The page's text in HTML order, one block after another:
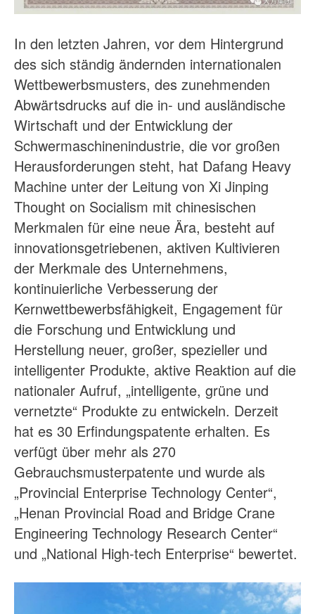
In den letzten Jahren, vor dem Hintergrund
des sich ständig ändernden internationalen
Wettbewerbsmusters, des zunehmenden
Abwärtsdrucks auf die in- und ausländische
Wirtschaft und der Entwicklung der
Schwermaschinenindustrie, die vor großen
Herausforderungen steht, hat Dafang Heavy
Machine unter der Leitung von Xi Jinping
Thought on Socialism mit chinesischen
Merkmalen für eine neue Ära, besteht auf
innovationsgetriebenen, aktiven Kultivieren
der Merkmale des Unternehmens,
kontinuierliche Verbesserung der
Kernwettbewerbsfähigkeit, Engagement für
die Forschung und Entwicklung und
Herstellung neuer, großer, spezieller und
intelligenter Produkte, aktive Reaktion auf die
nationaler Aufruf, „intelligente, grüne und
vernetzte“ Produkte zu entwickeln. Derzeit
hat es 30 Erfindungspatente erhalten. Es
verfügt über mehr als 270
Gebrauchsmusterpatente und wurde als
„Provincial Enterprise Technology Center“,
„Henan Provincial Road and Bridge Crane
Engineering Technology Research Center“
und „National High-tech Enterprise“ bewertet.